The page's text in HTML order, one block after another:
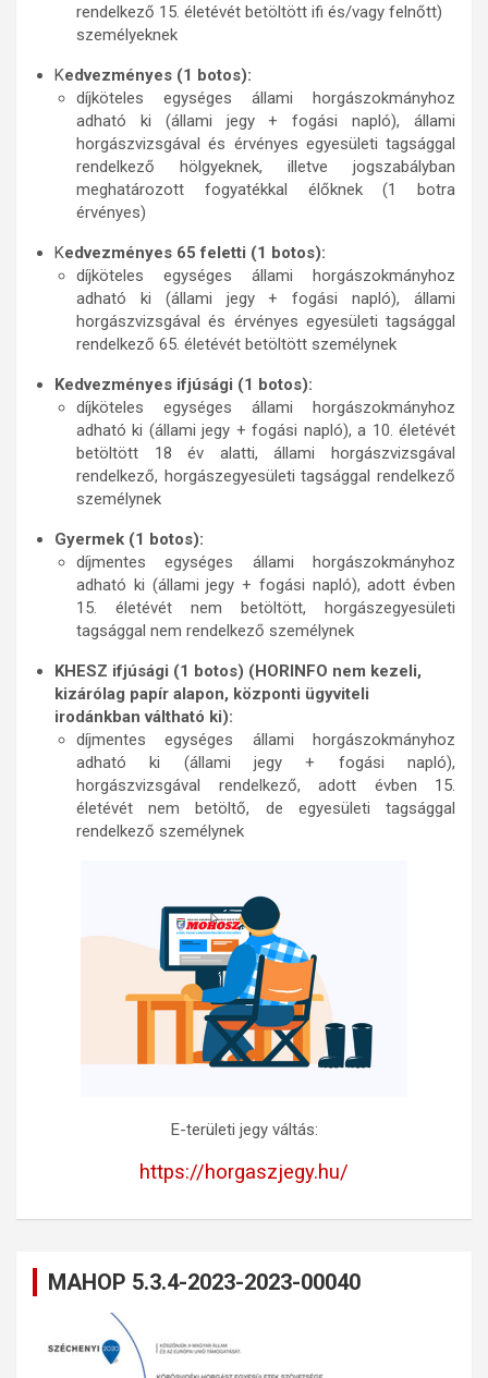
rendelkező 15. életévét betöltött ifi és/vagy felnőtt)
személyeknek
Kedvezményes (1 botos):
díjköteles egységes állami horgászokmányhoz
adható ki (állami jegy + fogási napló), állami
horgászvizsgával és érvényes egyesületi tagsággal
rendelkező hölgyeknek, illetve jogszabályban
meghatározott fogyatékkal élőknek (1 botra
érvényes)
Kedvezményes 65 feletti (1 botos):
díjköteles egységes állami horgászokmányhoz
adható ki (állami jegy + fogási napló), állami
horgászvizsgával és érvényes egyesületi tagsággal
rendelkező 65. életévét betöltött személynek
Kedvezményes ifjúsági (1 botos):
díjköteles egységes állami horgászokmányhoz
adható ki (állami jegy + fogási napló), a 10. életévét
betöltött 18 év alatti, állami horgászvizsgával
rendelkező, horgászegyesületi tagsággal rendelkező
személynek
Gyermek (1 botos):
díjmentes egységes állami horgászokmányhoz
adható ki (állami jegy + fogási napló), adott évben
15. életévét nem betöltött, horgászegyesületi
tagsággal nem rendelkező személynek
KHESZ ifjúsági (1 botos) (HORINFO nem kezeli,
kizárólag papír alapon, központi ügyviteli
irodánkban váltható ki):
díjmentes egységes állami horgászokmányhoz
adható ki (állami jegy + fogási napló),
horgászvizsgával rendelkező, adott évben 15.
életévét nem betöltő, de egyesületi tagsággal
rendelkező személynek
E-területi jegy váltás:
https://horgaszjegy.hu/
MAHOP 5.3.4-2023-2023-00040